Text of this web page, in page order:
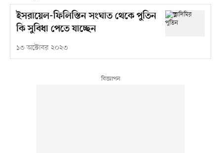
ইসরায়েল-ফিলিস্তিন সংঘাত থেকে পুতিন
কি সুবিধা পেতে যাচ্ছেন
১৩ অক্টোবর ২০২৩